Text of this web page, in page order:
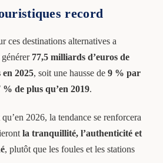
record
ces destinations alternatives a
77,5 milliards d’euros de
2025, soit une hausse de 9 % par
% de plus qu’en 2019.
2026, la tendance se renforcera
la tranquillité, l’authenticité et
, plutôt que les foules et les stations